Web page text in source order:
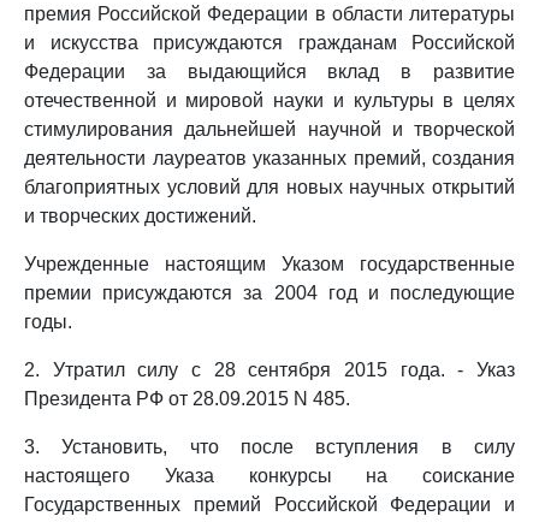
премия Российской Федерации в области литературы
и искусства присуждаются гражданам Российской
Федерации за выдающийся вклад в развитие
отечественной и мировой науки и культуры в целях
стимулирования дальнейшей научной и творческой
деятельности лауреатов указанных премий, создания
благоприятных условий для новых научных открытий
и творческих достижений.
Учрежденные настоящим Указом государственные
премии присуждаются за 2004 год и последующие
годы.
2. Утратил силу с 28 сентября 2015 года. - Указ
Президента РФ от 28.09.2015 N 485.
3. Установить, что после вступления в силу
настоящего Указа конкурсы на соискание
Государственных премий Российской Федерации и